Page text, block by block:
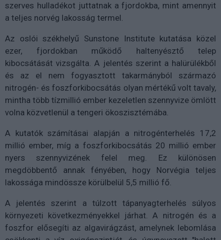
szerves hulladékot juttatnak a fjordokba, mint amennyit
a teljes norvég lakosság termel.
Az oslói székhelyű Sunstone Institute kutatása közel
ezer, fjordokban működő haltenyésztő telep
kibocsátását vizsgálta. A jelentés szerint a halürülékből
és az el nem fogyasztott takarmányból származó
nitrogén- és foszforkibocsátás olyan mértékű volt tavaly,
mintha több tízmillió ember kezeletlen szennyvize ömlött
volna közvetlenül a tengeri ökoszisztémába.
A kutatók számításai alapján a nitrogénterhelés 17,2
millió ember, míg a foszforkibocsátás 20 millió ember
nyers szennyvizének felel meg. Ez különösen
megdöbbentő annak fényében, hogy Norvégia teljes
lakossága mindössze körülbelül 5,5 millió fő.
A jelentés szerint a túlzott tápanyagterhelés súlyos
környezeti következményekkel járhat. A nitrogén és a
foszfor elősegíti az algavirágzást, amelynek lebomlása